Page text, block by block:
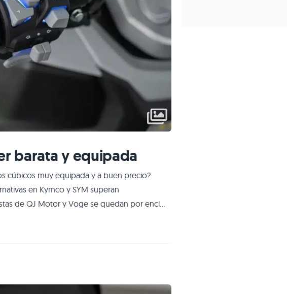
barata y equipada
cúbicos muy equipada y a buen precio?
en Kymco y SYM superan
de QJ Motor y Voge se quedan por encima